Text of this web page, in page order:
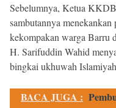
Sebelumnya, Ketua
sambutannya menekankan
kekompakan warga Barru
H. Sarifuddin Wahid
bingkai ukhuwah
BACA JUGA :